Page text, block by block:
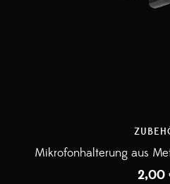
Mikrofonhalterung aus
2,00